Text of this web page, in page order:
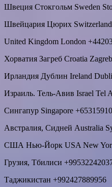
Швеция Стокгольм Sweden
Швейцария Цюрих
United Kingdom London
Хорватия Загреб Croatia
Ирландия Дублин Ireland
Израиль. Тель-Авив Israel Tel
Сингапур Singapore
Австралия, Сидней Australia
США Нью-Йорк USA New
Грузия, Тбилиси
Таджикистан +992427889956